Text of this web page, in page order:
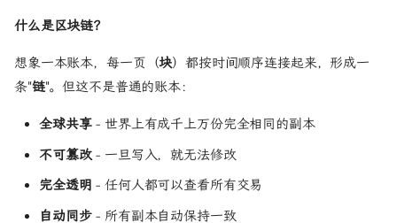
什么是区块链？
想象一本账本，每一页（块）都按时间顺序连接起来，形成一
条"链"。但这不是普通的账本：
全球共享- 世界上有成千上万份完全相同的副本
不可篡改- 一旦写入，就无法修改
完全透明 - 任何人都可以查看所有交易
自动同步- 所有副本自动保持一致